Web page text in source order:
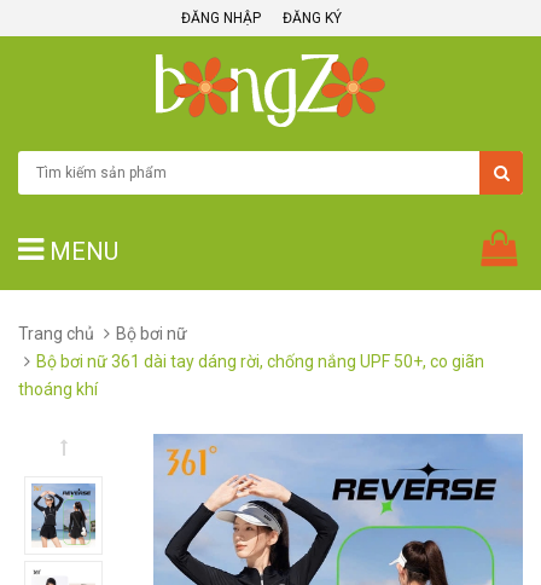
ĐĂNG NHẬP ĐĂNG KÝ
MENU
Trang chủ
Bộ bơi nữ
Bộ bơi nữ 361 dài tay dáng rời, chống nắng UPF 50+, co giãn
thoáng khí